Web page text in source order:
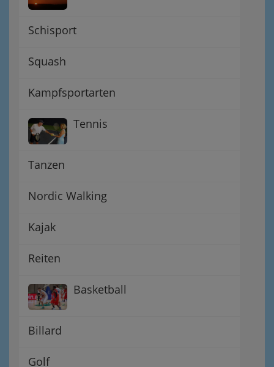
Schisport
Squash
Kampfsportarten
Tennis
Tanzen
Nordic Walking
Kajak
Reiten
Basketball
Billard
Golf